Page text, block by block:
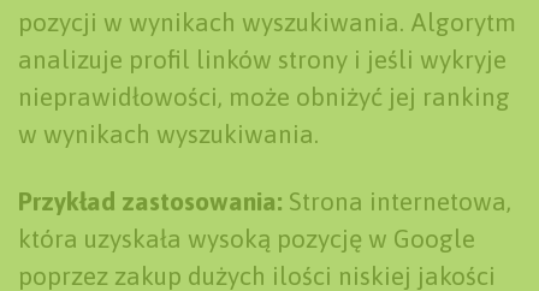
pozycji w wynikach wyszukiwania. Algorytm
analizuje profil linków strony i jeśli wykryje
nieprawidłowości, może obniżyć jej ranking
w wynikach wyszukiwania.
Przykład zastosowania: Strona internetowa,
która uzyskała wysoką pozycję w Google
poprzez zakup dużych ilości niskiej jakości